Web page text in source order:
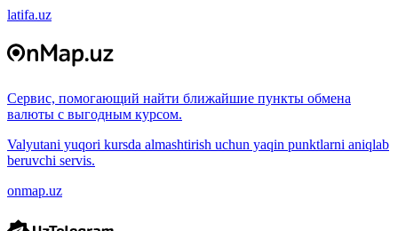
latifa.uz
Сервис, помогающий найти ближайшие пункты обмена
валюты с выгодным курсом.
Valyutani yuqori kursda almashtirish uchun yaqin punktlarni aniqlab
beruvchi servis.
onmap.uz